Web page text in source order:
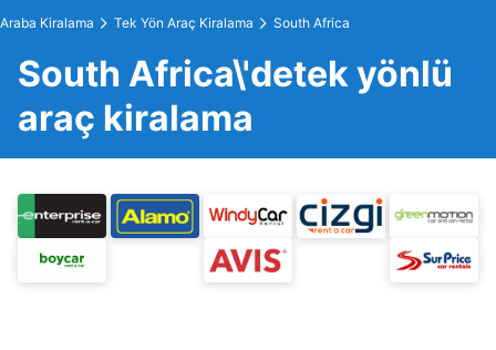
Araba Kiralama Tek Yön Araç Kiralama South Africa
South Africa\'detek yönlü
araç kiralama